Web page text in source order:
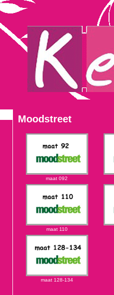
Moodstreet
maat 092
maat 110
maat 128-134